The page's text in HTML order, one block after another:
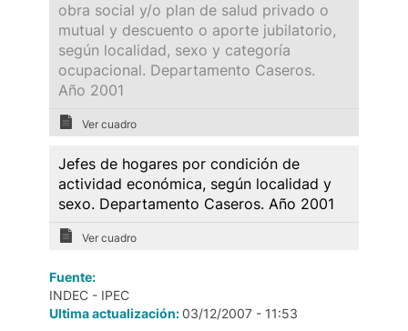
obra social y/o plan de salud privado o
mutual y descuento o aporte jubilatorio,
según localidad, sexo y categoría
ocupacional. Departamento Caseros.
Año 2001
Ver cuadro
Jefes de hogares por condición de
actividad económica, según localidad y
sexo. Departamento Caseros. Año 2001
Ver cuadro
Fuente:
INDEC - IPEC
Ultima actualización:03/12/2007 - 11:53